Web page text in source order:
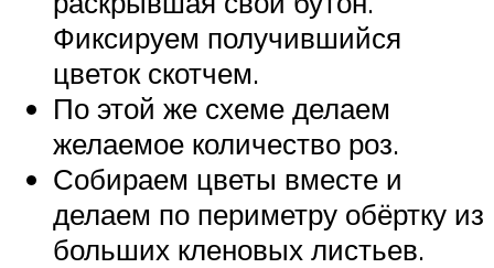
Фиксируем получившийся
цветок скотчем.
По этой же схеме делаем
желаемое количество роз.
Собираем цветы вместе и
делаем по периметру обёртку из
больших кленовых листьев.